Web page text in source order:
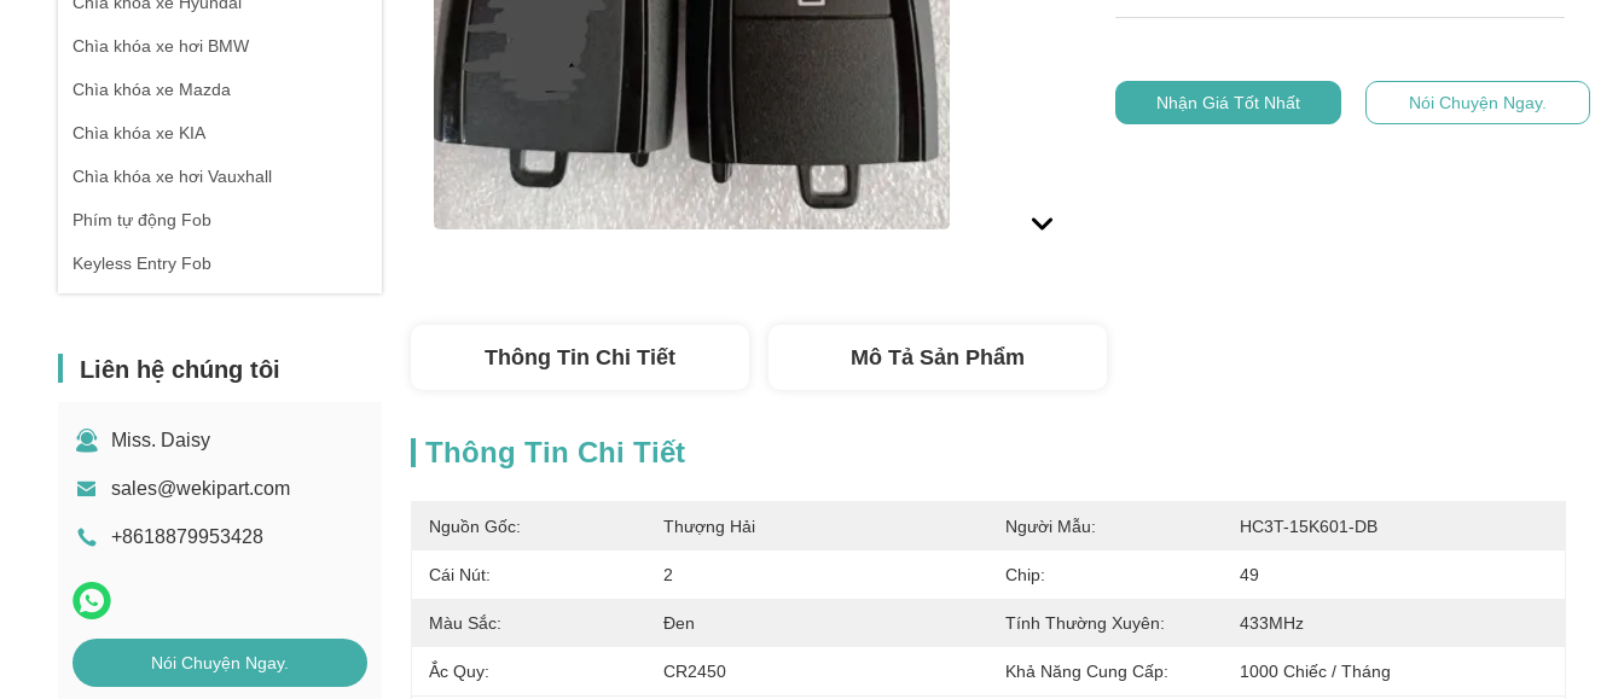
Chìa khóa xe hơi BMW
Chìa khóa xe Mazda
Chìa khóa xe KIA
Chìa khóa xe hơi Vauxhall
Phím tự động Fob
Keyless Entry Fob
Liên hệ chúng tôi
Miss. Daisy
sales@wekipart.com
+8618879953428
Nói Chuyện Ngay.
Nhận Giá Tốt Nhất Nói Chuyện Ngay.
Thông Tin Chi Tiết Mô Tả Sản Phẩm
Thông Tin Chi Tiết
Nguồn Gốc: Thượng Hải Người Mẫu: HC3T-15K601-DB
Cái Nút: 2 Chip: 49
Màu Sắc: Đen Tính Thường Xuyên: 433MHz
Ắc Quy: CR2450 Khả Năng Cung Cấp: 1000 Chiếc / Tháng